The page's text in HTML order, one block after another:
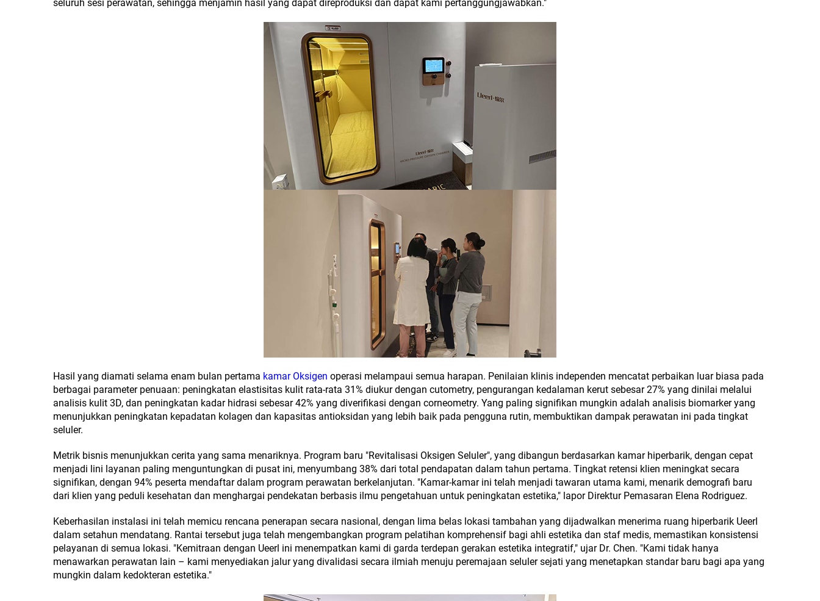
seluruh sesi perawatan, sehingga menjamin hasil yang dapat direproduksi dan dapat kami pertanggungjawabkan."
Hasil yang diamati selama enam bulan pertama kamar Oksigen operasi melampaui semua harapan. Penilaian klinis independen mencatat perbaikan luar biasa pada
berbagai parameter penuaan: peningkatan elastisitas kulit rata-rata 31% diukur dengan cutometry, pengurangan kedalaman kerut sebesar 27% yang dinilai melalui
analisis kulit 3D, dan peningkatan kadar hidrasi sebesar 42% yang diverifikasi dengan corneometry. Yang paling signifikan mungkin adalah analisis biomarker yang
menunjukkan peningkatan kepadatan kolagen dan kapasitas antioksidan yang lebih baik pada pengguna rutin, membuktikan dampak perawatan ini pada tingkat
seluler.
Metrik bisnis menunjukkan cerita yang sama menariknya. Program baru "Revitalisasi Oksigen Seluler", yang dibangun berdasarkan kamar hiperbarik, dengan cepat
menjadi lini layanan paling menguntungkan di pusat ini, menyumbang 38% dari total pendapatan dalam tahun pertama. Tingkat retensi klien meningkat secara
signifikan, dengan 94% peserta mendaftar dalam program perawatan berkelanjutan. "Kamar-kamar ini telah menjadi tawaran utama kami, menarik demografi baru
dari klien yang peduli kesehatan dan menghargai pendekatan berbasis ilmu pengetahuan untuk peningkatan estetika," lapor Direktur Pemasaran Elena Rodriguez.
Keberhasilan instalasi ini telah memicu rencana penerapan secara nasional, dengan lima belas lokasi tambahan yang dijadwalkan menerima ruang hiperbarik Ueerl
dalam setahun mendatang. Rantai tersebut juga telah mengembangkan program pelatihan komprehensif bagi ahli estetika dan staf medis, memastikan konsistensi
pelayanan di semua lokasi. "Kemitraan dengan Ueerl ini menempatkan kami di garda terdepan gerakan estetika integratif," ujar Dr. Chen. "Kami tidak hanya
menawarkan perawatan lain – kami menyediakan jalur yang divalidasi secara ilmiah menuju peremajaan seluler sejati yang menetapkan standar baru bagi apa yang
mungkin dalam kedokteran estetika."